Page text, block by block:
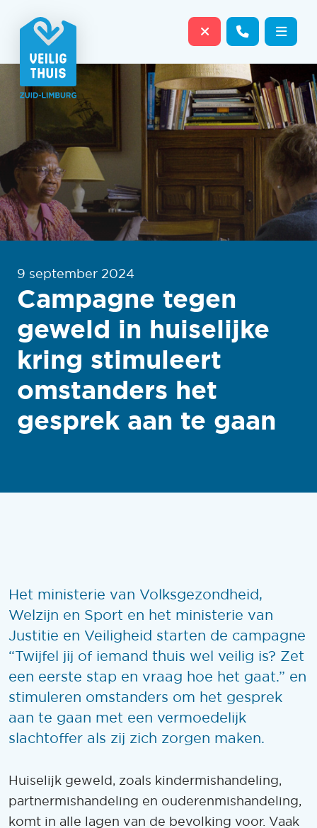
Sluit website
Contact
9 september 2024
Campagne tegen
geweld in huiselijke
kring stimuleert
omstanders het
gesprek aan te gaan
Het ministerie van Volksgezondheid,
Welzijn en Sport en het ministerie van
Justitie en Veiligheid starten de campagne
“Twijfel jij of iemand thuis wel veilig is? Zet
een eerste stap en vraag hoe het gaat.” en
stimuleren omstanders om het gesprek
aan te gaan met een vermoedelijk
slachtoffer als zij zich zorgen maken.
Huiselijk geweld, zoals kindermishandeling,
partnermishandeling en ouderenmishandeling,
komt in alle lagen van de bevolking voor. Vaak